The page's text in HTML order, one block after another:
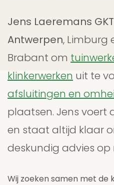
Jens Laeremans GKT
Antwerpen, Limburg
Brabant om
klinkerwerken uit te
afsluitingen en
plaatsen. Jens voert
en staat altijd klaar
deskundig advies
Wij zoeken samen met de